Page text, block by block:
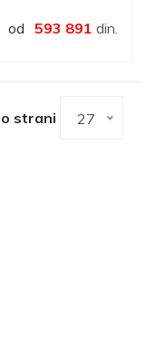
od 593 891 din.
strani
27